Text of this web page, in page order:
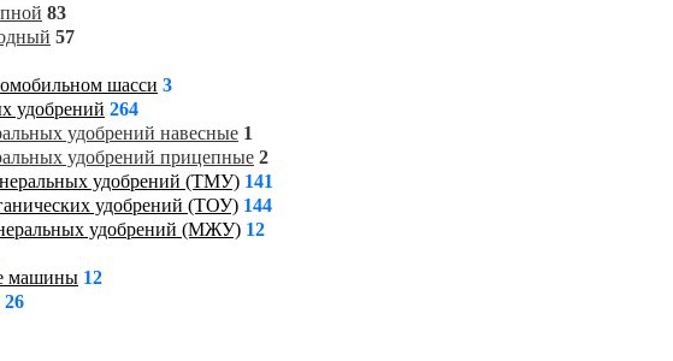
83
57
шасси 3
удобрений 264
удобрений навесные 1
удобрений прицепные 2
удобрений (ТМУ) 141
удобрений (ТОУ) 144
удобрений (МЖУ) 12
машины 12
26